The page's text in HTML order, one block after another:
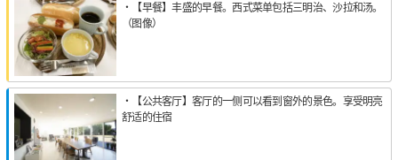
・【早餐】丰盛的早餐。西式菜单包括三明治、沙拉和汤。
（图像）
・【公共客厅】客厅的一侧可以看到窗外的景色。享受明亮
舒适的住宿